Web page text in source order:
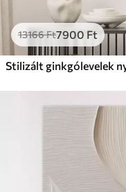
Eco-Prémium
Tól12405Ft
✓Élénk, gazdag színek
✓Fakulásálló
Környezetbarát anyag
13166Ft7900 Ft